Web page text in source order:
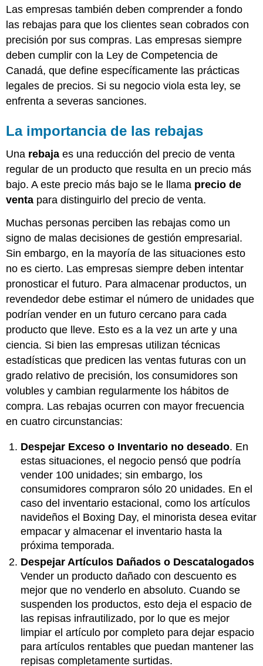
Las empresas también deben comprender a fondo
las rebajas para que los clientes sean cobrados con
precisión por sus compras. Las empresas siempre
deben cumplir con la Ley de Competencia de
Canadá, que define específicamente las prácticas
legales de precios. Si su negocio viola esta ley, se
enfrenta a severas sanciones.
La importancia de las rebajas
Una rebaja es una reducción del precio de venta
regular de un producto que resulta en un precio más
bajo. A este precio más bajo se le llama precio de
venta para distinguirlo del precio de venta.
Muchas personas perciben las rebajas como un
signo de malas decisiones de gestión empresarial.
Sin embargo, en la mayoría de las situaciones esto
no es cierto. Las empresas siempre deben intentar
pronosticar el futuro. Para almacenar productos, un
revendedor debe estimar el número de unidades que
podrían vender en un futuro cercano para cada
producto que lleve. Esto es a la vez un arte y una
ciencia. Si bien las empresas utilizan técnicas
estadísticas que predicen las ventas futuras con un
grado relativo de precisión, los consumidores son
volubles y cambian regularmente los hábitos de
compra. Las rebajas ocurren con mayor frecuencia
en cuatro circunstancias:
Despejar Exceso o Inventario no deseado. En
estas situaciones, el negocio pensó que podría
vender 100 unidades; sin embargo, los
consumidores compraron sólo 20 unidades. En el
caso del inventario estacional, como los artículos
navideños el Boxing Day, el minorista desea evitar
empacar y almacenar el inventario hasta la
próxima temporada.
Despejar Artículos Dañados o Descatalogados
Vender un producto dañado con descuento es
mejor que no venderlo en absoluto. Cuando se
suspenden los productos, esto deja el espacio de
las repisas infrautilizado, por lo que es mejor
limpiar el artículo por completo para dejar espacio
para artículos rentables que puedan mantener las
repisas completamente surtidas.